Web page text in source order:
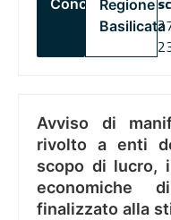
ConcorsiRegione
Basilicata
Avviso di
rivolto a enti
scopo di lucro,
economiche
finalizzato alla